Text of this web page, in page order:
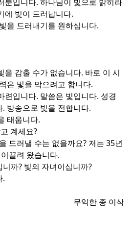
에 빛이 드러납니다.
을 드러내기를 원하십니다.
을 감출 수가 없습니다. 바로 이 시
은 빛을 막으려고 합니다.
련입니다. 말씀은 빛입니다. 성경
방송으로 빛을 전합니다.
태웁니다.
계세요?
드러낼 수는 없을까요? 저는 35년
끌려 왔습니다.
까? 빛의 자녀이십니까?
.
무익한 종 이삭